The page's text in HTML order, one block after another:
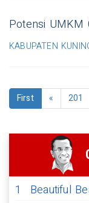
Potensi UMKM
KABUPATEN
First « 201
1
Beautiful